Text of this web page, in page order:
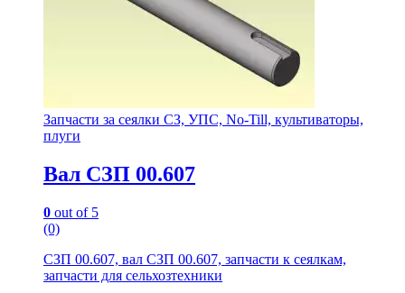
Запчасти за сеялки СЗ, УПС, No-Till, культиваторы,
плуги
Вал СЗП 00.607
0 out of 5
(0)
СЗП 00.607, вал СЗП 00.607, запчасти к сеялкам,
запчасти для сельхозтехники